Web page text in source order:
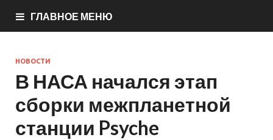
ГЛАВНОЕ МЕНЮ
НОВОСТИ
В НАСА начался этап
сборки межпланетной
станции Psyche